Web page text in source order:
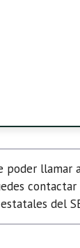
poder llamar
contactar
estatales del